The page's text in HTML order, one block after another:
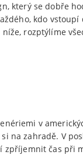
který se dobře
kdo
rozptýlíme
v
na zahradě. V
čas